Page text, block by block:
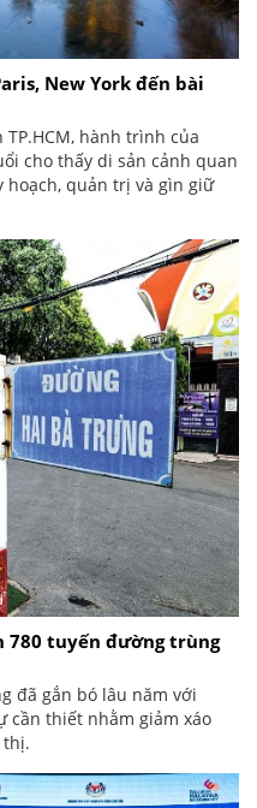
New York đến bài
hành trình của
cho thấy di sản cảnh quan
hoạch, quản trị và gìn giữ
780 tuyến đường trùng
đã gắn bó lâu năm với
cần thiết nhằm giảm xáo
thị.